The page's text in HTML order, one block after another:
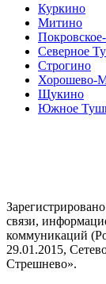
Куркино
Митино
Северное
Строгино
Хорошево-
Щукино
Южное
связи,
коммуникаций
29.01.2015,
Стрешнево».